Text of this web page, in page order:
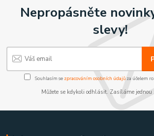
Nepropásněte
slevy!
Souhlasím se zpracováním osobních údajůza účelem
Můžete se kdykoli odhlásit. Zasíláme